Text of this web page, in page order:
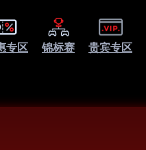
专区 锦标赛 贵宾专区